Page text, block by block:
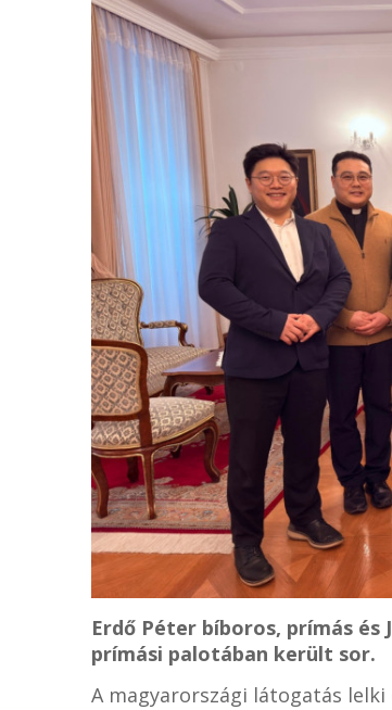
Erdő Péter bíboros, prímás és
prímási palotában került sor.
A magyarországi látogatás